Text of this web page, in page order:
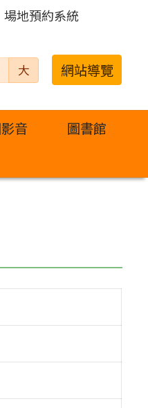
場地預約系統
大 網站導覽
音
圖書館